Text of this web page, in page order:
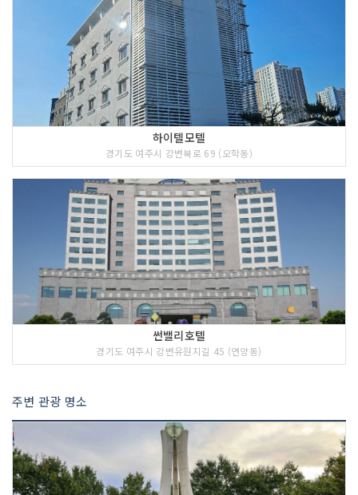
하이텔모텔
경기도 여주시 강변북로 69 (오학동)
썬밸리호텔
경기도 여주시 강변유원지길 45 (연양동)
주변 관광 명소